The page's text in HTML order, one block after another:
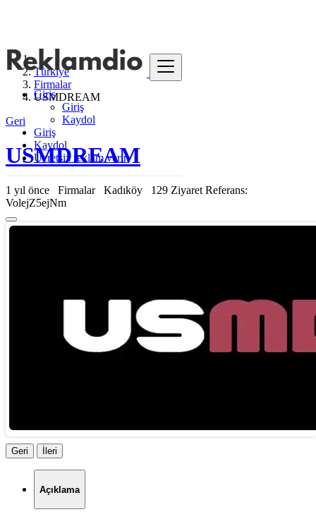
Giriş
Giriş
Kaydol
Giriş
Kaydol
Ücretsiz reklam verin
Türkiye
Firmalar
USMDREAM
Geri
USMDREAM
1 yıl önce Firmalar Kadıköy 129 Ziyaret Referans:
VolejZ5ejNm
Geri İleri
Açıklama